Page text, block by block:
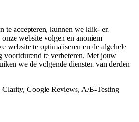
te accepteren, kunnen we klik- en
website volgen en anoniem
website te optimaliseren en de algehele
voortdurend te verbeteren. Met jouw
we de volgende diensten van derden
Google Reviews, A/B-Testing